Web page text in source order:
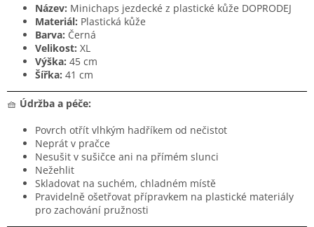
Název: Minichaps jezdecké z plastické kůže DOPRODEJ
Materiál: Plastická kůže
Barva: Černá
Velikost: XL
Výška: 45 cm
Šířka: 41 cm
🧺 Údržba a péče:
Povrch otřít vlhkým hadříkem od nečistot
Neprát v pračce
Nesušit v sušičce ani na přímém slunci
Nežehlit
Skladovat na suchém, chladném místě
Pravidelně ošetřovat přípravkem na plastické materiály
pro zachování pružnosti